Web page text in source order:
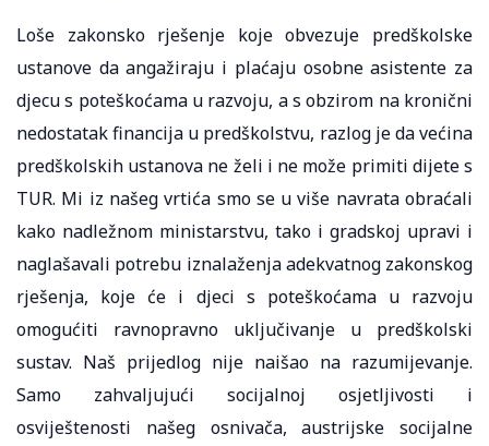
Loše zakonsko rješenje koje obvezuje predškolske
ustanove da angažiraju i plaćaju osobne asistente za
djecu s poteškoćama u razvoju, a s obzirom na kronični
nedostatak financija u predškolstvu, razlog je da većina
predškolskih ustanova ne želi i ne može primiti dijete s
TUR. Mi iz našeg vrtića smo se u više navrata obraćali
kako nadležnom ministarstvu, tako i gradskoj upravi i
naglašavali potrebu iznalaženja adekvatnog zakonskog
rješenja, koje će i djeci s poteškoćama u razvoju
omogućiti ravnopravno uključivanje u predškolski
sustav. Naš prijedlog nije naišao na razumijevanje.
Samo zahvaljujući socijalnoj osjetljivosti i
osviještenosti našeg osnivača, austrijske socijalne